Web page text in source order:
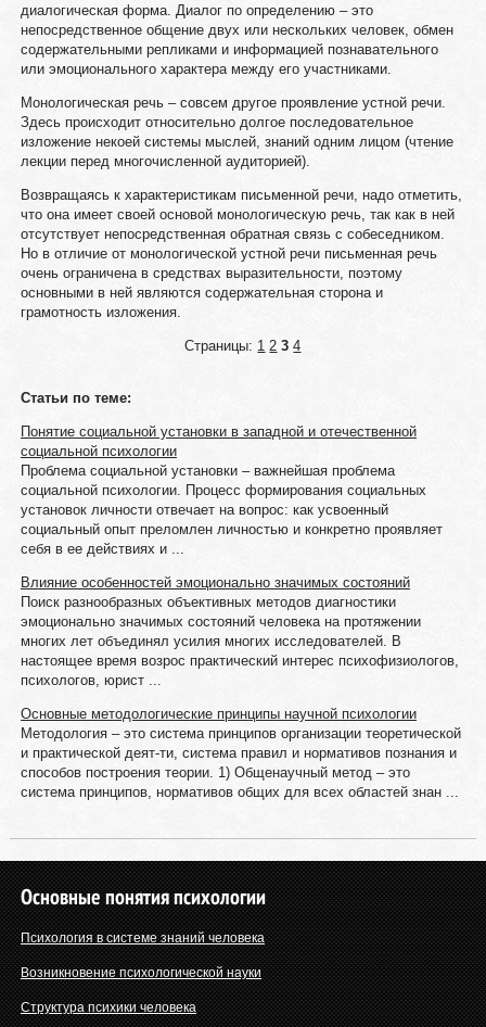
диалогическая форма. Диалог по определению – это
непосредственное общение двух или нескольких человек, обмен
содержательными репликами и информацией познавательного
или эмоционального характера между его участниками.
Монологическая речь – совсем другое проявление устной речи.
Здесь происходит относительно долгое последовательное
изложение некоей системы мыслей, знаний одним лицом (чтение
лекции перед многочисленной аудиторией).
Возвращаясь к характеристикам письменной речи, надо отметить,
что она имеет своей основой монологическую речь, так как в ней
отсутствует непосредственная обратная связь с собеседником.
Но в отличие от монологической устной речи письменная речь
очень ограничена в средствах выразительности, поэтому
основными в ней являются содержательная сторона и
грамотность изложения.
Страницы: 1 2 3 4
Статьи по теме:
Понятие социальной установки в западной и отечественной
социальной психологии
Проблема социальной установки – важнейшая проблема
социальной психологии. Процесс формирования социальных
установок личности отвечает на вопрос: как усвоенный
социальный опыт преломлен личностью и конкретно проявляет
себя в ее действиях и ...
Влияние особенностей эмоционально значимых состояний
Поиск разнообразных объективных методов диагностики
эмоционально значимых состояний человека на протяжении
многих лет объединял усилия многих исследователей. В
настоящее время возрос практический интерес психофизиологов,
психологов, юрист ...
Основные методологические принципы научной психологии
Методология – это система принципов организации теоретической
и практической деят-ти, система правил и нормативов познания и
способов построения теории. 1) Общенаучный метод – это
система принципов, нормативов общих для всех областей знан ...
Основные понятия психологии
Психология в системе знаний человека
Возникновение психологической науки
Структура психики человека